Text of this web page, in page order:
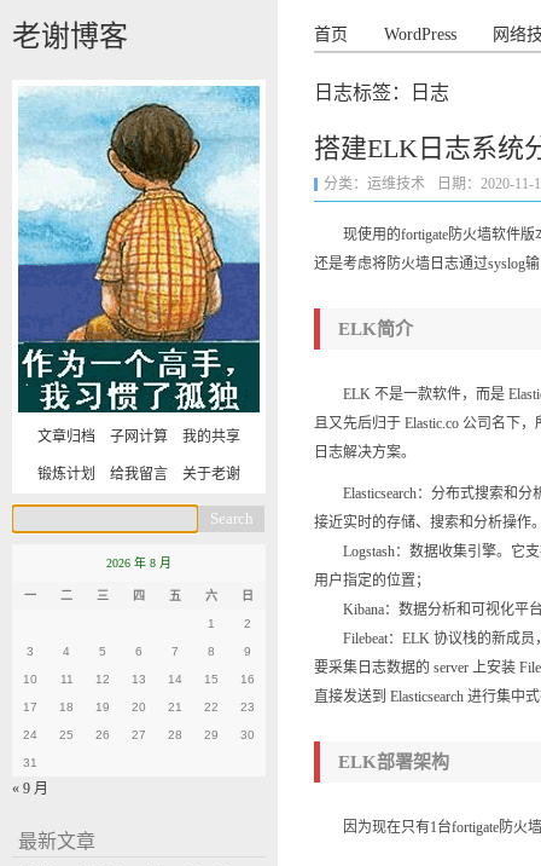
老谢博客 首页 WordPress 网络
日志标签：日志
搭建ELK日志系统
分类： 运维技术 日期：2020-11-
现使用的fortigate防火墙软件版
还是考虑将防火墙日志通过syslog
ELK简介
ELK 不是一款软件，而是
且又先后归于 Elastic.co 公司名下
日志解决方案。
Elasticsearch：分布式搜索和分
接近实时的存储、搜索和分析操作
Logstash：数据收集引擎。它支
用户指定的位置；
Kibana：数据分析和可视化平台
Filebeat：ELK 协议栈的新成员
要采集日志数据的 server 上安装
直接发送到 Elasticsearch 进行集中
ELK部署架构
因为现在只有1台fortigate防火墙
文章归档 子网计算 我的共享
锻炼计划 给我留言 关于老谢
2026 年 8 月
一 二 三 四 五 六 日
1 2
3 4 5 6 7 8 9
10 11 12 13 14 15 16
17 18 19 20 21 22 23
24 25 26 27 28 29 30
31
« 9 月
最新文章